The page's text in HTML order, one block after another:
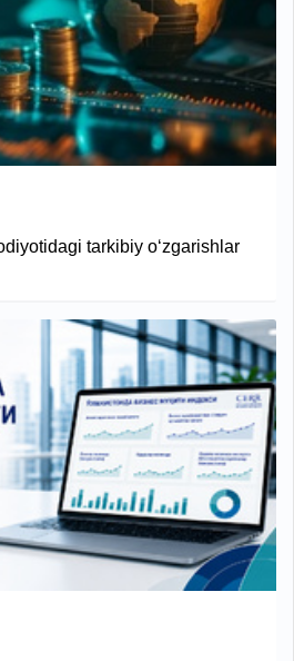
tarkibiy o‘zgarishlar